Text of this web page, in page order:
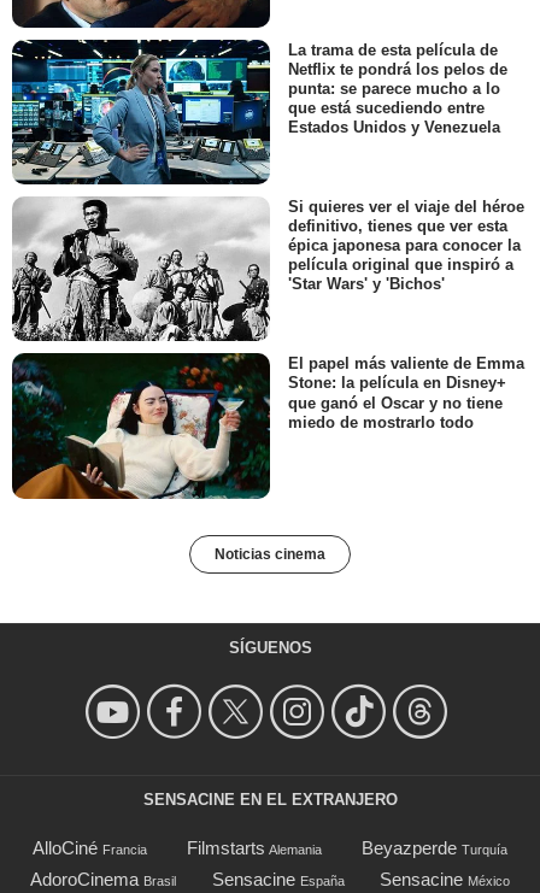
La trama de esta película de
Netflix te pondrá los pelos de
punta: se parece mucho a lo
que está sucediendo entre
Estados Unidos y Venezuela
Si quieres ver el viaje del héroe
definitivo, tienes que ver esta
épica japonesa para conocer la
película original que inspiró a
'Star Wars' y 'Bichos'
El papel más valiente de Emma
Stone: la película en Disney+
que ganó el Oscar y no tiene
miedo de mostrarlo todo
Noticias cinema
SÍGUENOS
SENSACINE EN EL EXTRANJERO
AlloCiné Francia Filmstarts Alemania Beyazperde Turquía
AdoroCinema Brasil Sensacine España Sensacine México